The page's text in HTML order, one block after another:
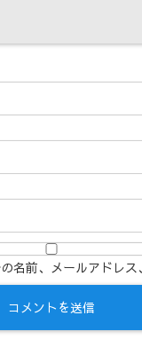
名前、メールアドレス